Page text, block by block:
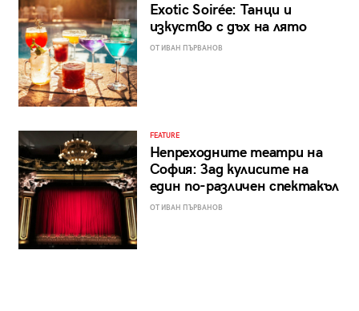
Exotic Soirée: Танци и
изкуство с дъх на лято
ОТ ИВАН ПЪРВАНОВ
FEATURE
Непреходните театри на
София: Зад кулисите на
един по-различен спектакъл
ОТ ИВАН ПЪРВАНОВ